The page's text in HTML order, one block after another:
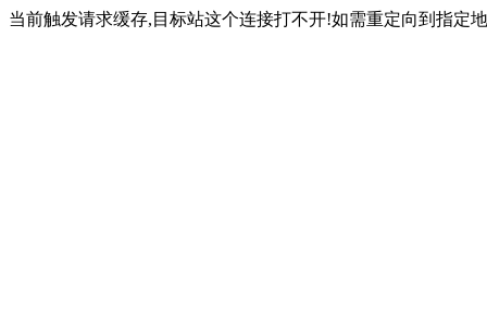
当前触发请求缓存,目标站这个连接打不开!如需重定向到指定